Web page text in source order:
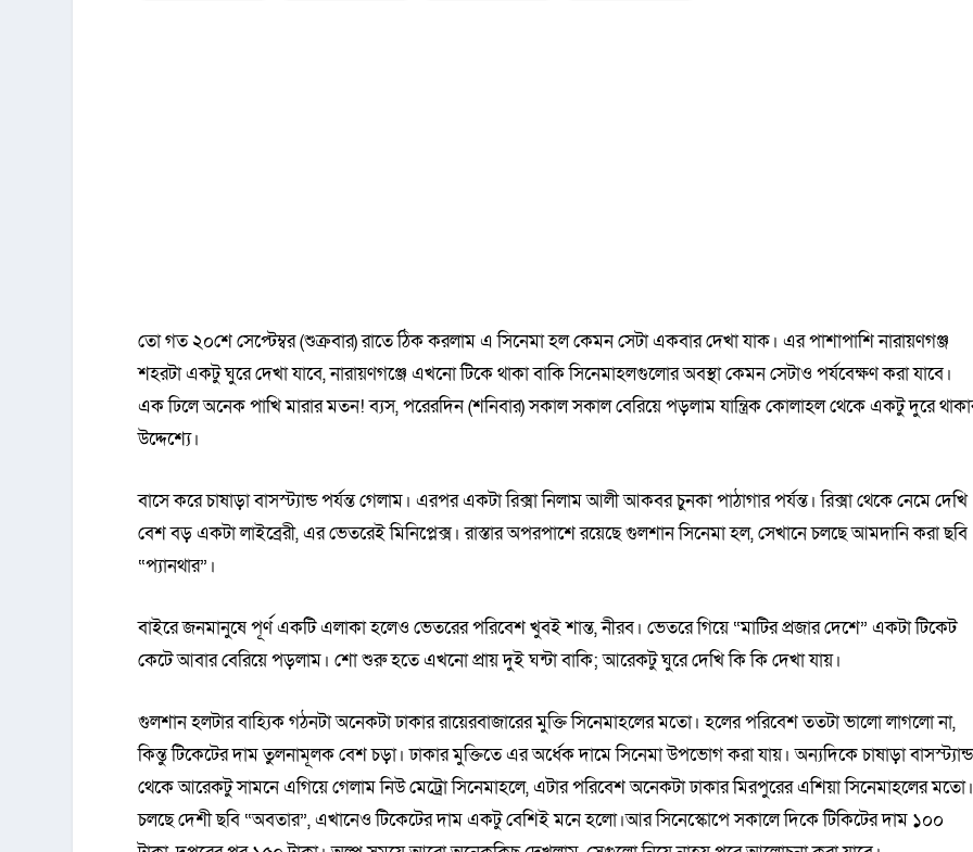
তো গত ২০শে সেপ্টেম্বর (শুক্রবার) রাতে ঠিক করলাম এ সিনেমা হল কেমন সেটা একবার দেখা যাক। এর পাশাপাশি নারায়ণগঞ্জ
শহরটা একটু ঘুরে দেখা যাবে, নারায়ণগঞ্জে এখনো টিকে থাকা বাকি সিনেমাহলগুলোর অবস্থা কেমন সেটাও পর্যবেক্ষণ করা যাবে।
এক ঢিলে অনেক পাখি মারার মতন! ব্যস, পরেরদিন (শনিবার) সকাল সকাল বেরিয়ে পড়লাম যান্ত্রিক কোলাহল থেকে একটু দুরে
উদ্দেশ্যে।
বাসে করে চাষাড়া বাসস্ট্যান্ড পর্যন্ত গেলাম। এরপর একটা রিক্সা নিলাম আলী আকবর চুনকা পাঠাগার পর্যন্ত। রিক্সা থেকে নেমে দেখি
বেশ বড় একটা লাইব্রেরী, এর ভেতরেই মিনিপ্লেক্স। রাস্তার অপরপাশে রয়েছে গুলশান সিনেমা হল, সেখানে চলছে আমদানি করা ছবি
“প্যানথার”।
বাইরে জনমানুষে পূর্ণ একটি এলাকা হলেও ভেতরের পরিবেশ খুবই শান্ত, নীরব। ভেতরে গিয়ে “মাটির প্রজার দেশে” একটা টিকেট
কেটে আবার বেরিয়ে পড়লাম। শো শুরু হতে এখনো প্রায় দুই ঘন্টা বাকি; আরেকটু ঘুরে দেখি কি কি দেখা যায়।
গুলশান হলটার বাহ্যিক গঠনটা অনেকটা ঢাকার রায়েরবাজারের মুক্তি সিনেমাহলের মতো। হলের পরিবেশ ততটা ভালো লাগলো না,
কিন্তু টিকেটের দাম তুলনামূলক বেশ চড়া। ঢাকার মুক্তিতে এর অর্ধেক দামে সিনেমা উপভোগ করা যায়। অন্যদিকে চাষাড়া বাসস্ট্যান্ড
থেকে আরেকটু সামনে এগিয়ে গেলাম নিউ মেট্রো সিনেমাহলে, এটার পরিবেশ অনেকটা ঢাকার মিরপুরের এশিয়া সিনেমাহলের
চলছে দেশী ছবি “অবতার”, এখানেও টিকেটের দাম একটু বেশিই মনে হলো।আর সিনেস্কোপে সকালে দিকে টিকিটের দাম ১০০